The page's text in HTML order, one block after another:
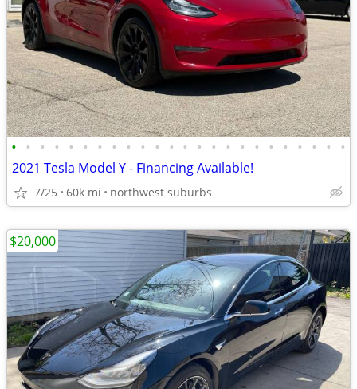
• • • • • • • • • • • • • • • • • • • • • • • •
2021 Tesla Model Y - Financing Available!
7/25 60k mi northwest suburbs
$20,000